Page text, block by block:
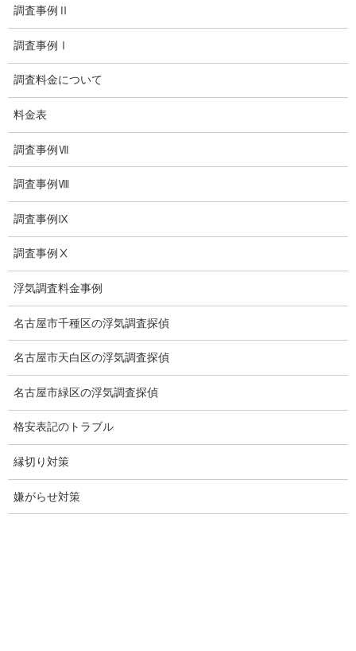
推奨・提携法律事務所
探偵日記
夫婦の信頼関係
お知らせ
いじめ相談
子供の虐待
児童虐待防止対策
子供のいじめ相談
いじめ相談・愛知県名古屋
子供のいじめ問題・いじめ相談、小学生、中学生、高校生
日本版DBS
探偵学校
調査事例Ⅱ
調査事例Ⅰ
調査料金について
料金表
調査事例Ⅶ
調査事例Ⅷ
調査事例Ⅸ
調査事例Ⅹ
浮気調査料金事例
名古屋市千種区の浮気調査探偵
名古屋市天白区の浮気調査探偵
名古屋市緑区の浮気調査探偵
格安表記のトラブル
縁切り対策
嫌がらせ対策